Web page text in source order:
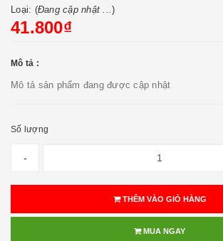
Loại: (Đang cập nhật ...)
41.800₫
Mô tả :
Mô tả sản phẩm đang được cập nhật
Số lượng
-
THÊM VÀO GIỎ HÀNG
MUA NGAY